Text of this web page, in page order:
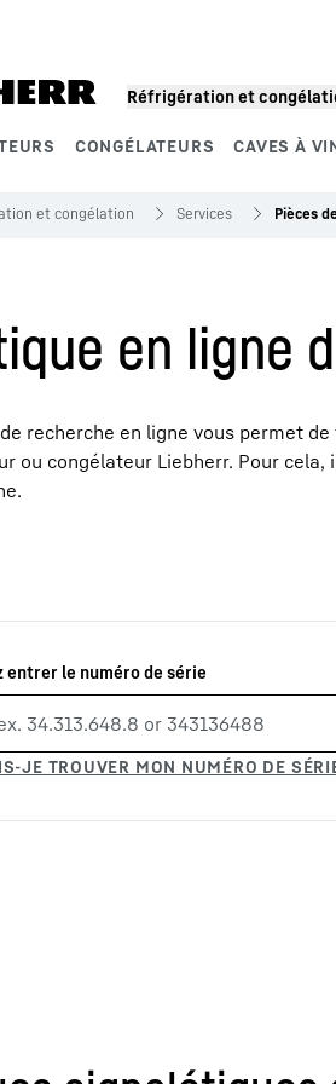
Réfrigération et
CONGÉLATEURS CAVES À
plus sur Liebherr
et congélation Services Pièces
en ligne
recherche en ligne vous permet
ou congélateur Liebherr. Pour